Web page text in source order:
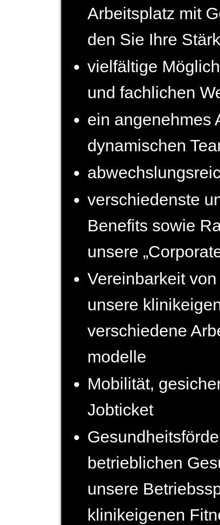
Arbeits­platz mit
den Sie Ihre
vielfältige
und fach­lichen
ein angenehmes
dynamischen
verschiedenste
Benefits sowie
unsere
Vereinbarkeit
unsere
verschiedene
modelle
Mobilität,
Jobticket
betrieb­lichen
unsere
klinik­eigenen